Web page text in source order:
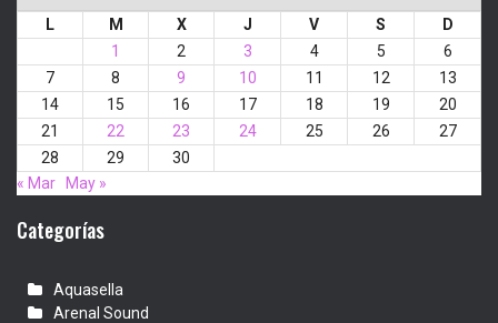
L
M X J V S
D
1
2 3 4 5
6
7
8 9 10 11 12
13
14
15 16 17 18 19
20
21
22 23 24 25 26
27
28
29
30
« Mar
May »
Categorías
Aquasella
Arenal Sound